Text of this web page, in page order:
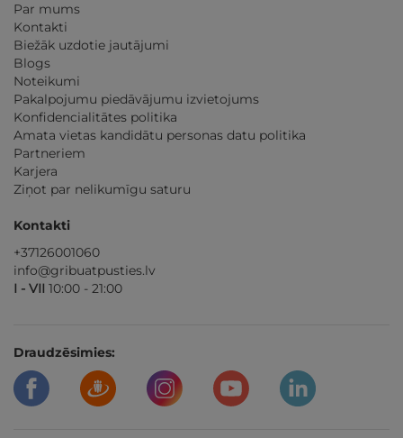
Par mums
Kontakti
Biežāk uzdotie jautājumi
Blogs
Noteikumi
Pakalpojumu piedāvājumu izvietojums
Konfidencialitātes politika
Amata vietas kandidātu personas datu politika
Partneriem
Karjera
Ziņot par nelikumīgu saturu
Kontakti
+37126001060
info@gribuatpusties.lv
I - VII 10:00 - 21:00
Draudzēsimies: